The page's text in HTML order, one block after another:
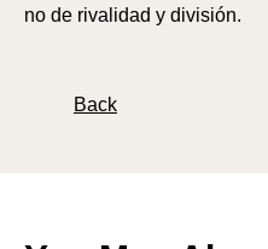
no de rivalidad y división.
Back